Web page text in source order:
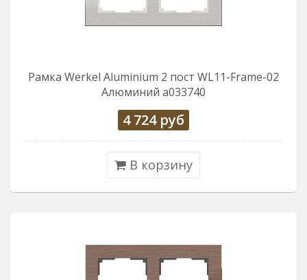
Рамка Werkel Aluminium 2 пост WL11-Frame-02
Алюминий a033740
4 724руб
В корзину